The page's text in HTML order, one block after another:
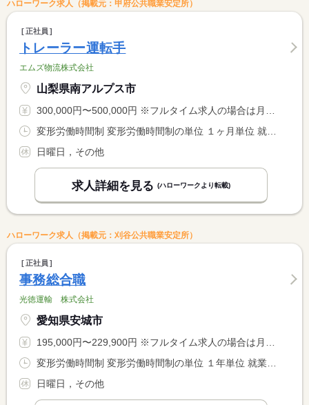
ハローワーク求人（掲載元：甲府公共職業安定所）
正社員
トレーラー運転手
エムズ物流株式会社
山梨県南アルプス市
300,000円〜500,000円 ※フルタイム求人の場合は月額（換算額）、パート求人の場合は時間額を表示しています。
変形労働時間制 変形労働時間制の単位 １ヶ月単位 就業時間１ 8時00分〜17時00分 就業時間２ 12時00分〜21時00分 就業時間３ 16時00分〜1時00分 就業時間に関する特記事項 運行状況による
日曜日，その他
求人詳細を見る (ハローワークより転載)
ハローワーク求人（掲載元：刈谷公共職業安定所）
正社員
事務総合職
光徳運輸 株式会社
愛知県安城市
195,000円〜229,900円 ※フルタイム求人の場合は月額（換算額）、パート求人の場合は時間額を表示しています。
変形労働時間制 変形労働時間制の単位 １年単位 就業時間１ 8時00分〜17時00分
日曜日，その他